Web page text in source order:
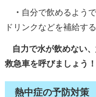
・ 自分で飲めるよう
ドリンクなどを補給する
自力で水が飲めない
救急車を呼びましょう！
熱中症の予防対策​